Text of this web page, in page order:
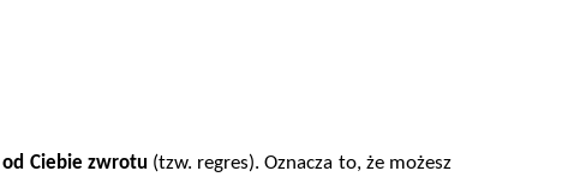
od Ciebie zwrotu(tzw. regres). Oznacza to, że możesz